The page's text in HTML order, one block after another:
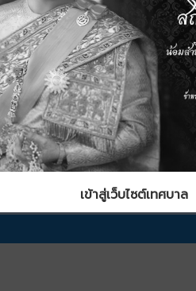
เข้าสู่เว็บไซต์เทศบาล